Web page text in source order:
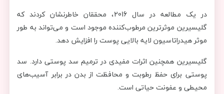
در یک مطالعه در سال 2016، محققان خاطرنشان کردند که
گلیسیرین موثرترین مرطوب‌کننده‌ موجود است و می‌تواند به طور
موثر هیدراتاسیون لایه بالایی پوست را افزایش دهد.
گلیسیرین همچنین اثرات مفیدی در ترمیم سد پوستی دارد. سد
پوستی برای حفظ رطوبت و محافظت از بدن در برابر آسیب‌های
محیطی و عفونت حیاتی است.